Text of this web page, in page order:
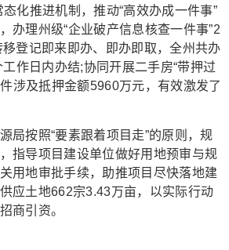
化推进机制，推动“高效办成一件事”
办理州级“企业破产信息核查一件事”2
登记即来即办、即办即取，全州共办
作日内办结;协同开展二手房“带押过
涉及抵押金额5960万元，有效激发了
按照“要素跟着项目走”的原则，规
指导项目建设单位做好用地预审与规
用地审批手续，助推项目尽快落地建
应土地662宗3.43万亩，以实际行动
商引资。